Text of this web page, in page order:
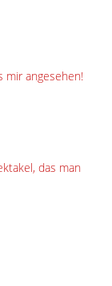
mir angesehen!
das man